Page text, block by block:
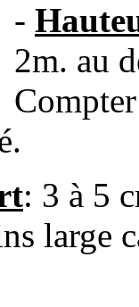
-
2m. au
: 3 à 5
large